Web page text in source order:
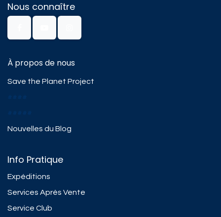
Nous connaître
À propos de nous
Save the Planet Project
####
#####
Nouvelles du Blog
Info Pratique
Expéditions
Services Après Vente
Service Club